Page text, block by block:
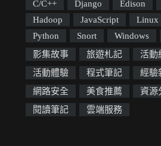
C/C++ Django Edison
Hadoop
JavaScript Linux
Python
Snort Windows
影集故事
旅遊札記
活動
活動體驗
程式筆記
經驗
網路安全
美食推薦
資源
閱讀筆記
雲端服務